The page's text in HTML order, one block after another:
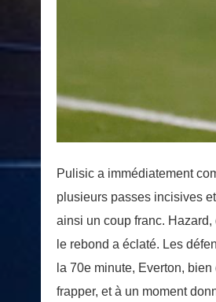
Pulisic a immédiatement
plusieurs passes incisives
ainsi un coup franc.
le rebond a éclaté. Les
la 70e minute, Everton,
frapper, et à un moment